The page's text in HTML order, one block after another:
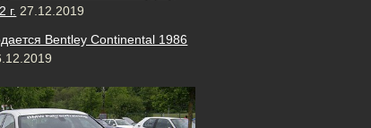
г. 27.12.2019
Bentley Continental 1986